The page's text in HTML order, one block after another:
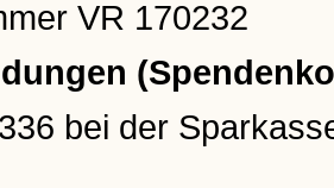
VR 170232
bei der